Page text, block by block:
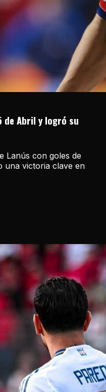
de Abril y logró su
Lanús con goles de
una victoria clave en